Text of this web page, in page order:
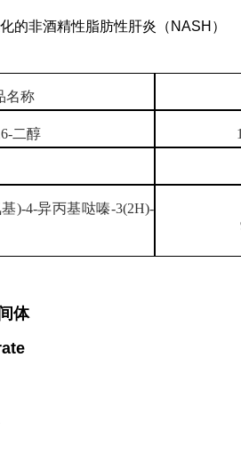
的非酒精性脂肪性肝炎（NASH）
名称
二醇
)-4-异丙基哒嗪-3(2H)-
体